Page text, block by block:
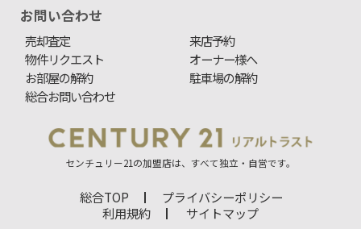
お問い合わせ
売却査定
来店予約
物件リクエスト
オーナー様へ
お部屋の解約
駐車場の解約
総合お問い合わせ
センチュリー21の加盟店は、すべて独立・自営です。
総合TOP
プライバシーポリシー
利用規約
サイトマップ